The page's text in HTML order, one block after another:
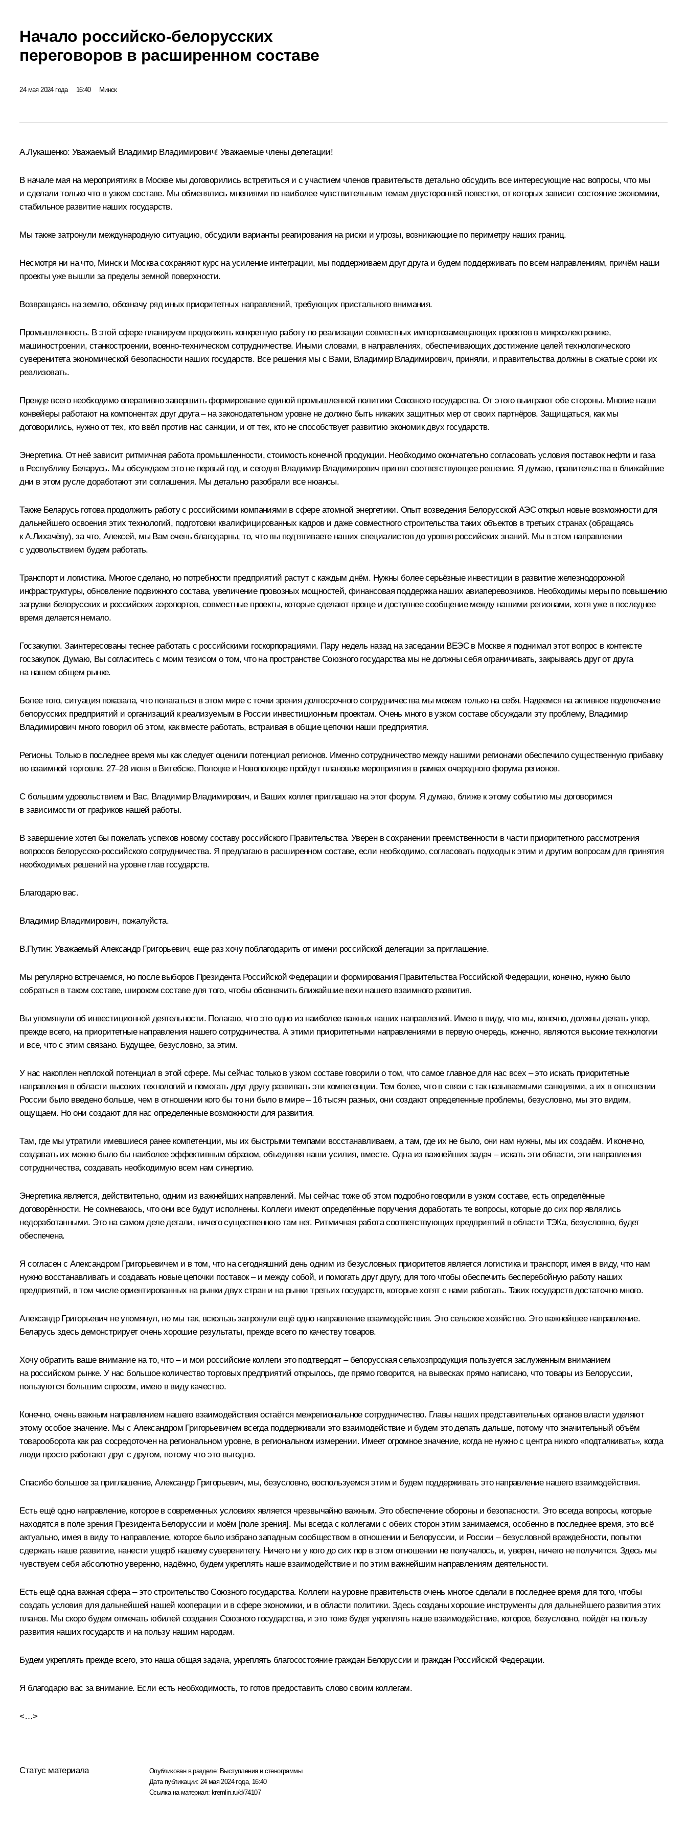
Начало российско-белорусских
переговоров в расширенном составе
24 мая 2024 года 16:40 Минск
А.Лукашенко: Уважаемый Владимир Владимирович! Уважаемые члены делегации!
В начале мая на мероприятиях в Москве мы договорились встретиться и с участием членов правительств детально обсудить все интересующие нас вопросы, что мы
и сделали только что в узком составе. Мы обменялись мнениями по наиболее чувствительным темам двусторонней повестки, от которых зависит состояние экономики,
стабильное развитие наших государств.
Мы также затронули международную ситуацию, обсудили варианты реагирования на риски и угрозы, возникающие по периметру наших границ.
Несмотря ни на что, Минск и Москва сохраняют курс на усиление интеграции, мы поддерживаем друг друга и будем поддерживать по всем направлениям, причём наши
проекты уже вышли за пределы земной поверхности.
Возвращаясь на землю, обозначу ряд иных приоритетных направлений, требующих пристального внимания.
Промышленность. В этой сфере планируем продолжить конкретную работу по реализации совместных импортозамещающих проектов в микроэлектронике,
машиностроении, станкостроении, военно-техническом сотрудничестве. Иными словами, в направлениях, обеспечивающих достижение целей технологического
суверенитета экономической безопасности наших государств. Все решения мы с Вами, Владимир Владимирович, приняли, и правительства должны в сжатые сроки их
реализовать.
Прежде всего необходимо оперативно завершить формирование единой промышленной политики Союзного государства. От этого выиграют обе стороны. Многие наши
конвейеры работают на компонентах друг друга – на законодательном уровне не должно быть никаких защитных мер от своих партнёров. Защищаться, как мы
договорились, нужно от тех, кто ввёл против нас санкции, и от тех, кто не способствует развитию экономик двух государств.
Энергетика. От неё зависит ритмичная работа промышленности, стоимость конечной продукции. Необходимо окончательно согласовать условия поставок нефти и газа
в Республику Беларусь. Мы обсуждаем это не первый год, и сегодня Владимир Владимирович принял соответствующее решение. Я думаю, правительства в ближайшие
дни в этом русле доработают эти соглашения. Мы детально разобрали все нюансы.
Также Беларусь готова продолжить работу с российскими компаниями в сфере атомной энергетики. Опыт возведения Белорусской АЭС открыл новые возможности для
дальнейшего освоения этих технологий, подготовки квалифицированных кадров и даже совместного строительства таких объектов в третьих странах (обращаясь
к А.Лихачёву), за что, Алексей, мы Вам очень благодарны, то, что вы подтягиваете наших специалистов до уровня российских знаний. Мы в этом направлении
с удовольствием будем работать.
Транспорт и логистика. Многое сделано, но потребности предприятий растут с каждым днём. Нужны более серьёзные инвестиции в развитие железнодорожной
инфраструктуры, обновление подвижного состава, увеличение провозных мощностей, финансовая поддержка наших авиаперевозчиков. Необходимы меры по повышению
загрузки белорусских и российских аэропортов, совместные проекты, которые сделают проще и доступнее сообщение между нашими регионами, хотя уже в последнее
время делается немало.
Госзакупки. Заинтересованы теснее работать с российскими госкорпорациями. Пару недель назад на заседании ВЕЭС в Москве я поднимал этот вопрос в контексте
госзакупок. Думаю, Вы согласитесь с моим тезисом о том, что на пространстве Союзного государства мы не должны себя ограничивать, закрываясь друг от друга
на нашем общем рынке.
Более того, ситуация показала, что полагаться в этом мире с точки зрения долгосрочного сотрудничества мы можем только на себя. Надеемся на активное подключение
белорусских предприятий и организаций к реализуемым в России инвестиционным проектам. Очень много в узком составе обсуждали эту проблему, Владимир
Владимирович много говорил об этом, как вместе работать, встраивая в общие цепочки наши предприятия.
Регионы. Только в последнее время мы как следует оценили потенциал регионов. Именно сотрудничество между нашими регионами обеспечило существенную прибавку
во взаимной торговле. 27–28 июня в Витебске, Полоцке и Новополоцке пройдут плановые мероприятия в рамках очередного форума регионов.
С большим удовольствием и Вас, Владимир Владимирович, и Ваших коллег приглашаю на этот форум. Я думаю, ближе к этому событию мы договоримся
в зависимости от графиков нашей работы.
В завершение хотел бы пожелать успехов новому составу российского Правительства. Уверен в сохранении преемственности в части приоритетного рассмотрения
вопросов белорусско-российского сотрудничества. Я предлагаю в расширенном составе, если необходимо, согласовать подходы к этим и другим вопросам для принятия
необходимых решений на уровне глав государств.
Благодарю вас.
Владимир Владимирович, пожалуйста.
В.Путин: Уважаемый Александр Григорьевич, еще раз хочу поблагодарить от имени российской делегации за приглашение.
Мы регулярно встречаемся, но после выборов Президента Российской Федерации и формирования Правительства Российской Федерации, конечно, нужно было
собраться в таком составе, широком составе для того, чтобы обозначить ближайшие вехи нашего взаимного развития.
Вы упомянули об инвестиционной деятельности. Полагаю, что это одно из наиболее важных наших направлений. Имею в виду, что мы, конечно, должны делать упор,
прежде всего, на приоритетные направления нашего сотрудничества. А этими приоритетными направлениями в первую очередь, конечно, являются высокие технологии
и все, что с этим связано. Будущее, безусловно, за этим.
У нас накоплен неплохой потенциал в этой сфере. Мы сейчас только в узком составе говорили о том, что самое главное для нас всех – это искать приоритетные
направления в области высоких технологий и помогать друг другу развивать эти компетенции. Тем более, что в связи с так называемыми санкциями, а их в отношении
России было введено больше, чем в отношении кого бы то ни было в мире – 16 тысяч разных, они создают определенные проблемы, безусловно, мы это видим,
ощущаем. Но они создают для нас определенные возможности для развития.
Там, где мы утратили имевшиеся ранее компетенции, мы их быстрыми темпами восстанавливаем, а там, где их не было, они нам нужны, мы их создаём. И конечно,
создавать их можно было бы наиболее эффективным образом, объединяя наши усилия, вместе. Одна из важнейших задач – искать эти области, эти направления
сотрудничества, создавать необходимую всем нам синергию.
Энергетика является, действительно, одним из важнейших направлений. Мы сейчас тоже об этом подробно говорили в узком составе, есть определённые
договорённости. Не сомневаюсь, что они все будут исполнены. Коллеги имеют определённые поручения доработать те вопросы, которые до сих пор являлись
недоработанными. Это на самом деле детали, ничего существенного там нет. Ритмичная работа соответствующих предприятий в области ТЭКа, безусловно, будет
обеспечена.
Я согласен с Александром Григорьевичем и в том, что на сегодняшний день одним из безусловных приоритетов является логистика и транспорт, имея в виду, что нам
нужно восстанавливать и создавать новые цепочки поставок – и между собой, и помогать друг другу, для того чтобы обеспечить бесперебойную работу наших
предприятий, в том числе ориентированных на рынки двух стран и на рынки третьих государств, которые хотят с нами работать. Таких государств достаточно много.
Александр Григорьевич не упомянул, но мы так, вскользь затронули ещё одно направление взаимодействия. Это сельское хозяйство. Это важнейшее направление.
Беларусь здесь демонстрирует очень хорошие результаты, прежде всего по качеству товаров.
Хочу обратить ваше внимание на то, что – и мои российские коллеги это подтвердят – белорусская сельхозпродукция пользуется заслуженным вниманием
на российском рынке. У нас большое количество торговых предприятий открылось, где прямо говорится, на вывесках прямо написано, что товары из Белоруссии,
пользуются большим спросом, имею в виду качество.
Конечно, очень важным направлением нашего взаимодействия остаётся межрегиональное сотрудничество. Главы наших представительных органов власти уделяют
этому особое значение. Мы с Александром Григорьевичем всегда поддерживали это взаимодействие и будем это делать дальше, потому что значительный объём
товарооборота как раз сосредоточен на региональном уровне, в региональном измерении. Имеет огромное значение, когда не нужно с центра никого «подталкивать», когда
люди просто работают друг с другом, потому что это выгодно.
Спасибо большое за приглашение, Александр Григорьевич, мы, безусловно, воспользуемся этим и будем поддерживать это направление нашего взаимодействия.
Есть ещё одно направление, которое в современных условиях является чрезвычайно важным. Это обеспечение обороны и безопасности. Это всегда вопросы, которые
находятся в поле зрения Президента Белоруссии и моём [поле зрения]. Мы всегда с коллегами с обеих сторон этим занимаемся, особенно в последнее время, это всё
актуально, имея в виду то направление, которое было избрано западным сообществом в отношении и Белоруссии, и России – безусловной враждебности, попытки
сдержать наше развитие, нанести ущерб нашему суверенитету. Ничего ни у кого до сих пор в этом отношении не получалось, и, уверен, ничего не получится. Здесь мы
чувствуем себя абсолютно уверенно, надёжно, будем укреплять наше взаимодействие и по этим важнейшим направлениям деятельности.
Есть ещё одна важная сфера – это строительство Союзного государства. Коллеги на уровне правительств очень многое сделали в последнее время для того, чтобы
создать условия для дальнейшей нашей кооперации и в сфере экономики, и в области политики. Здесь созданы хорошие инструменты для дальнейшего развития этих
планов. Мы скоро будем отмечать юбилей создания Союзного государства, и это тоже будет укреплять наше взаимодействие, которое, безусловно, пойдёт на пользу
развития наших государств и на пользу нашим народам.
Будем укреплять прежде всего, это наша общая задача, укреплять благосостояние граждан Белоруссии и граждан Российской Федерации.
Я благодарю вас за внимание. Если есть необходимость, то готов предоставить слово своим коллегам.
<…>
Статус материала Опубликован в разделе: Выступления и стенограммы
Дата публикации: 24 мая 2024 года, 16:40
Ссылка на материал: kremlin.ru/d/74107